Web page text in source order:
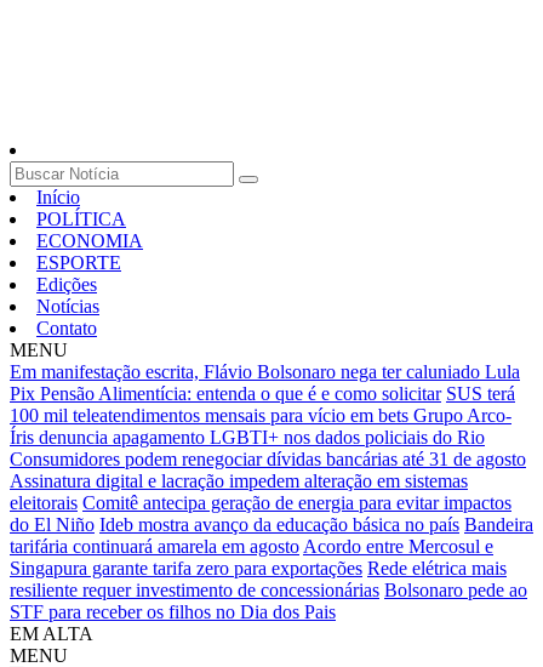
Início
POLÍTICA
ECONOMIA
ESPORTE
Edições
Notícias
Contato
MENU
Em manifestação escrita, Flávio Bolsonaro nega ter caluniado Lula
Pix Pensão Alimentícia: entenda o que é e como solicitar SUS terá
100 mil teleatendimentos mensais para vício em bets Grupo Arco-
Íris denuncia apagamento LGBTI+ nos dados policiais do Rio
Consumidores podem renegociar dívidas bancárias até 31 de agosto
Assinatura digital e lacração impedem alteração em sistemas
eleitorais Comitê antecipa geração de energia para evitar impactos
do El Niño Ideb mostra avanço da educação básica no país Bandeira
tarifária continuará amarela em agosto Acordo entre Mercosul e
Singapura garante tarifa zero para exportações Rede elétrica mais
resiliente requer investimento de concessionárias Bolsonaro pede ao
STF para receber os filhos no Dia dos Pais
EM ALTA
MENU